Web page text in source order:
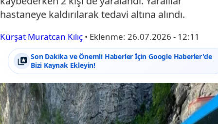
hastaneye kaldırılarak tedavi altına alındı.
Kürşat Muratcan Kılıç • Eklenme: 26.07.2026 - 12:11
Son Dakika ve Önemli Haberler İçin Google Haberler'de
Bizi Kaynak Ekleyin!